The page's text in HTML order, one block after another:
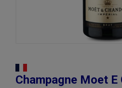
Champagne Moet E